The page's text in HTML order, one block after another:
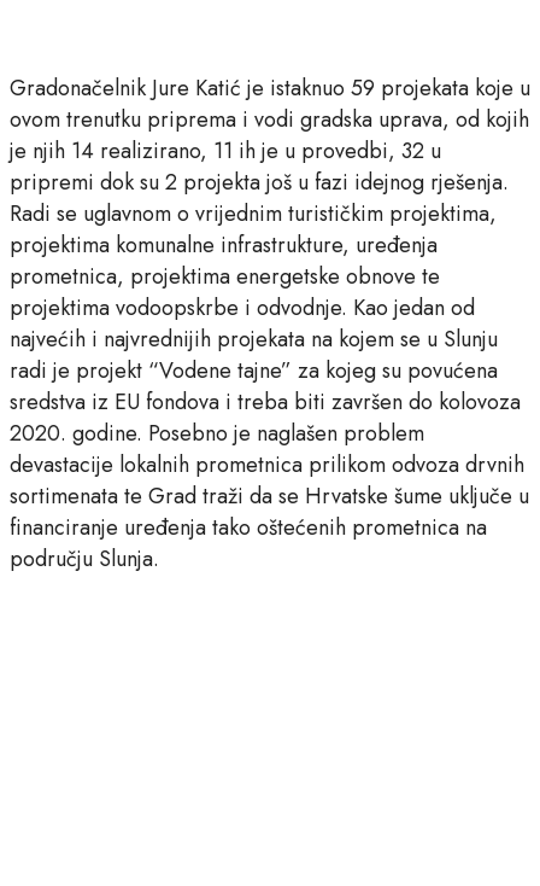
Gradonačelnik Jure Katić je istaknuo 59 projekata koje u
ovom trenutku priprema i vodi gradska uprava, od kojih
je njih 14 realizirano, 11 ih je u provedbi, 32 u
pripremi dok su 2 projekta još u fazi idejnog rješenja.
Radi se uglavnom o vrijednim turističkim projektima,
projektima komunalne infrastrukture, uređenja
prometnica, projektima energetske obnove te
projektima vodoopskrbe i odvodnje. Kao jedan od
najvećih i najvrednijih projekata na kojem se u Slunju
radi je projekt “Vodene tajne” za kojeg su povućena
sredstva iz EU fondova i treba biti završen do kolovoza
2020. godine. Posebno je naglašen problem
devastacije lokalnih prometnica prilikom odvoza drvnih
sortimenata te Grad traži da se Hrvatske šume uključe u
financiranje uređenja tako oštećenih prometnica na
području Slunja.